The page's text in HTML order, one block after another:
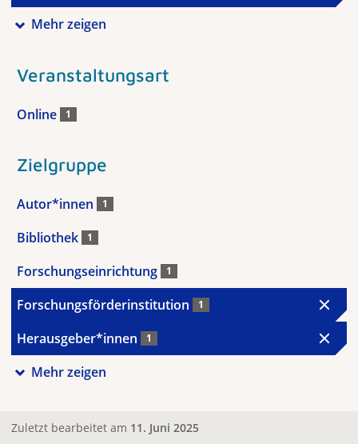
Mehr zeigen
Veranstaltungsart
Online 1
Zielgruppe
Autor*innen 1
Bibliothek 1
Forschungseinrichtung 1
Forschungsförderinstitution 1
Herausgeber*innen 1
Mehr zeigen
Zuletzt bearbeitet am 11. Juni 2025